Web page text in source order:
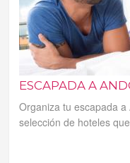
ESCAPADA A
Organiza tu escapada
selección de hoteles